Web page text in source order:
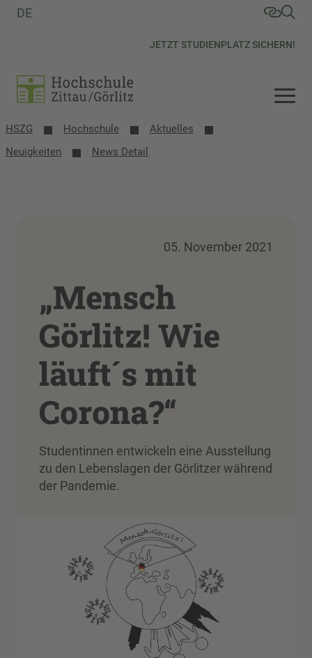
JETZT STUDIENPLATZ SICHERN!
DE
HSZG Hochschule
Aktuelles
Neuigkeiten
News Detail
05. November 2021
„Mensch
Görlitz! Wie
läuft´s mit
Corona?“
Studentinnen entwickeln eine Ausstellung
zu den Lebenslagen der Görlitzer während
der Pandemie.